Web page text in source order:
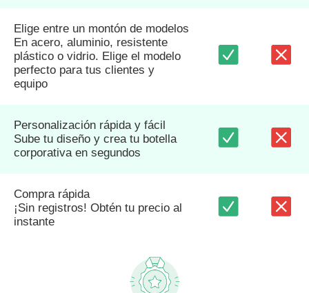
Elige entre un montón de modelos
En acero, aluminio, resistente
plástico o vidrio. Elige el modelo
perfecto para tus clientes y
equipo
Personalización rápida y fácil
Sube tu diseño y crea tu botella
corporativa en segundos
Compra rápida
¡Sin registros! Obtén tu precio al
instante